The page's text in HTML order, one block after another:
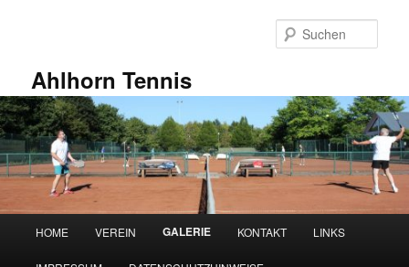
Ahlhorn Tennis
HOME VEREIN GALERIE KONTAKT LINKS